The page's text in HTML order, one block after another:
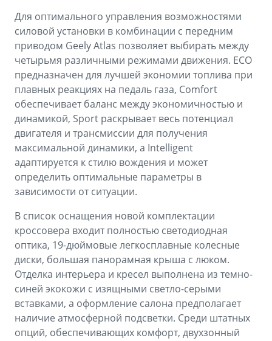
Для оптимального управления возможностями
силовой установки в комбинации с передним
приводом Geely Atlas позволяет выбирать между
четырьмя различными режимами движения. ECO
предназначен для лучшей экономии топлива при
плавных реакциях на педаль газа, Comfort
обеспечивает баланс между экономичностью и
динамикой, Sport раскрывает весь потенциал
двигателя и трансмиссии для получения
максимальной динамики, а Intelligent
адаптируется к стилю вождения и может
определить оптимальные параметры в
зависимости от ситуации.
В список оснащения новой комплектации
кроссовера входит полностью светодиодная
оптика, 19-дюймовые легкосплавные колесные
диски, большая панорамная крыша с люком.
Отделка интерьера и кресел выполнена из темно-
синей экокожи с изящными светло-серыми
вставками, а оформление салона предполагает
наличие атмосферной подсветки. Среди штатных
опций, обеспечивающих комфорт, двухзонный